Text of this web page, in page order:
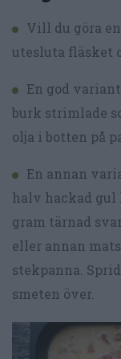
Vill du göra
utesluta fläsket
En god
burk strimlade
olja i botten på
En annan
halv hackad gul
gram tärnad
eller annan
stekpanna.
smeten över.